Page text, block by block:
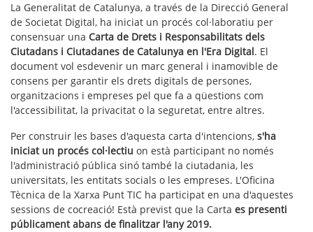
La Generalitat de Catalunya, a través de la Direcció General
de Societat Digital, ha iniciat un procés col·laboratiu per
consensuar una Carta de Drets i Responsabilitats dels
Ciutadans i Ciutadanes de Catalunya en l'Era Digital. El
document vol esdevenir un marc general i inamovible de
consens per garantir els drets digitals de persones,
organitzacions i empreses pel que fa a qüestions com
l'accessibilitat, la privacitat o la seguretat, entre altres.
Per construir les bases d'aquesta carta d'intencions, s'ha
iniciat un procés col·lectiu on està participant no només
l'administració pública sinó també la ciutadania, les
universitats, les entitats socials o les empreses. L'Oficina
Tècnica de la Xarxa Punt TIC ha participat en una d'aquestes
sessions de cocreació! Està previst que la Carta es presenti
públicament abans de finalitzar l'any 2019.